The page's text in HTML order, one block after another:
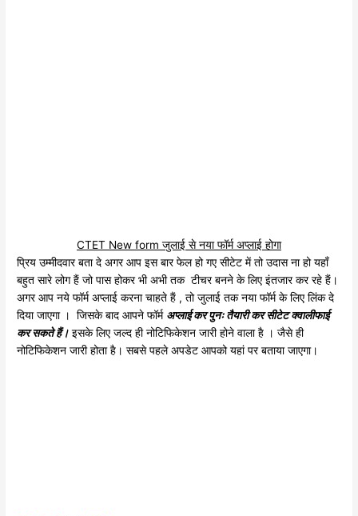
CTET New form जुलाई से नया फॉर्म अप्लाई होगा
प्रिय उम्मीदवार बता दे अगर आप इस बार फेल हो गए सीटेट में तो उदास ना हो यहाँ
बहुत सारे लोग हैं जो पास होकर भी अभी तक टीचर बनने के लिए इंतजार कर रहे हैं।
अगर आप नये फॉर्म अप्लाई करना चाहते हैं , तो जुलाई तक नया फॉर्म के लिए लिंक दे
दिया जाएगा । जिसके बाद आपने फॉर्म अप्लाई कर पुनः तैयारी कर सीटेट क्वालीफाई
कर सकते हैं। इसके लिए जल्द ही नोटिफिकेशन जारी होने वाला है । जैसे ही
नोटिफिकेशन जारी होता है। सबसे पहले अपडेट आपको यहां पर बताया जाएगा।